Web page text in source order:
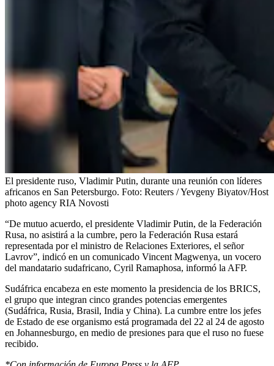
El presidente ruso, Vladimir Putin, durante una reunión con líderes
africanos en San Petersburgo. Foto: Reuters / Yevgeny Biyatov/Host
photo agency RIA Novosti
“De mutuo acuerdo, el presidente Vladimir Putin, de la Federación
Rusa, no asistirá a la cumbre, pero la Federación Rusa estará
representada por el ministro de Relaciones Exteriores, el señor
Lavrov”, indicó en un comunicado Vincent Magwenya, un vocero
del mandatario sudafricano, Cyril Ramaphosa, informó la AFP.
Sudáfrica encabeza en este momento la presidencia de los BRICS,
el grupo que integran cinco grandes potencias emergentes
(Sudáfrica, Rusia, Brasil, India y China). La cumbre entre los jefes
de Estado de ese organismo está programada del 22 al 24 de agosto
en Johannesburgo, en medio de presiones para que el ruso no fuese
recibido.